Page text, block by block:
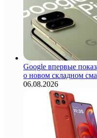
Google впервые
о новом складном
06.08.2026